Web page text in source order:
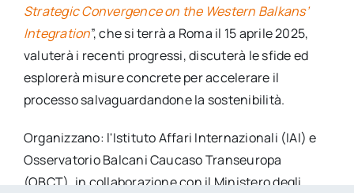
Strategic Convergence on the Western Balkans’
Integration”, che si terrà a Roma il 15 aprile 2025,
valuterà i recenti progressi, discuterà le sfide ed
esplorerà misure concrete per accelerare il
processo salvaguardandone la sostenibilità.
Organizzano: l'Istituto Affari Internazionali (IAI) e
Osservatorio Balcani Caucaso Transeuropa
(OBCT), in collaborazione con il Ministero degli